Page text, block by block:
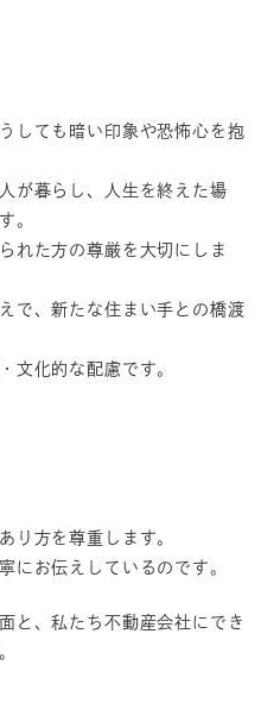
しても暗い印象や恐怖心を抱
が暮らし、人生を終えた場
。
れた方の尊厳を大切にしま
で、新たな住まい手との橋渡
文化的な配慮です。
り方を尊重します。
にお伝えしているのです。
と、私たち不動産会社にでき